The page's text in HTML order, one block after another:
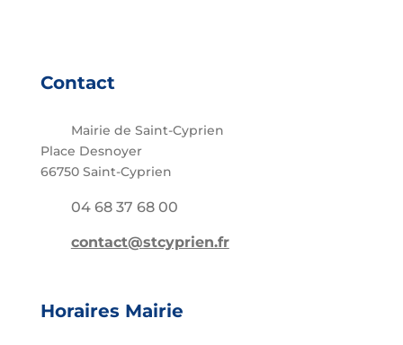
Contact
Mairie de Saint-Cyprien
Place Desnoyer
66750 Saint-Cyprien
04 68 37 68 00
contact@stcyprien.fr
Horaires Mairie